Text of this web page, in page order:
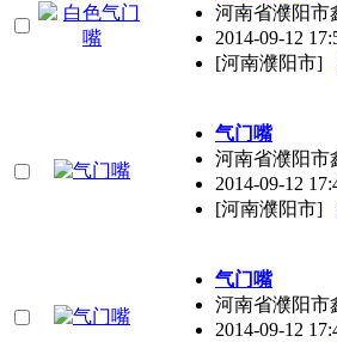
河南省濮阳市
2014-09-12
[河南濮阳市]
气门嘴
河南省濮阳市
2014-09-12
[河南濮阳市]
气门嘴
河南省濮阳市
2014-09-12